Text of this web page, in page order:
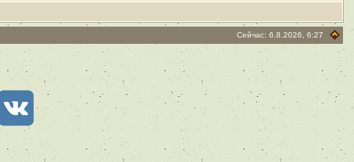
Сейчас: 6.8.2026, 6:27